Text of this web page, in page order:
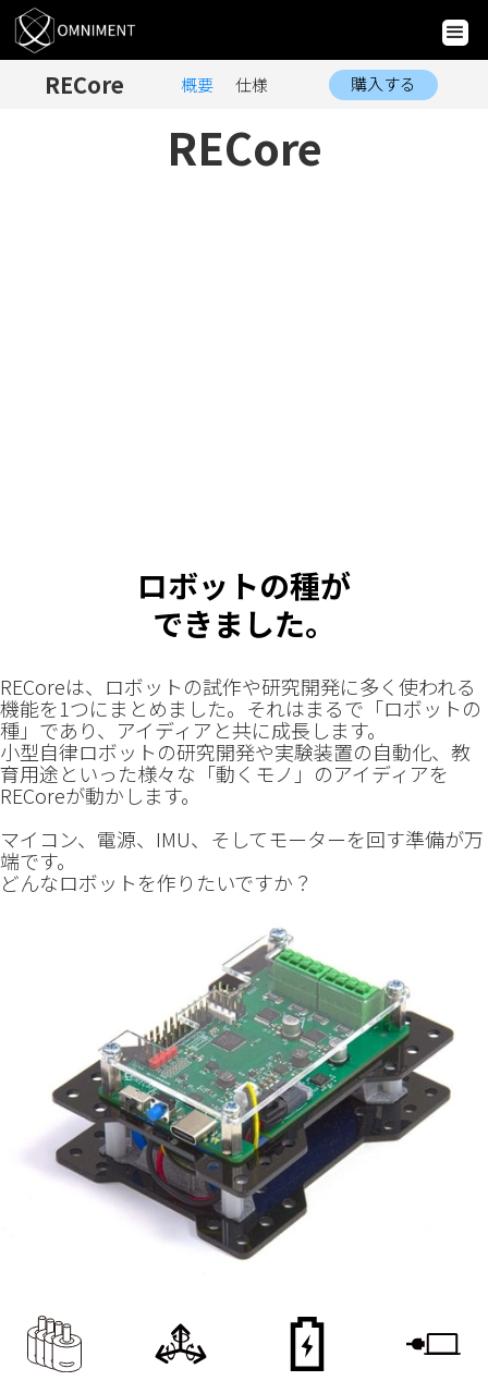
RECore 概要 仕様 購入する
RECore
ロボットの種が
できました。
RECoreは、ロボットの試作や研究開発に多く使われる
機能を1つにまとめました。それはまるで「ロボットの
種」であり、アイディアと共に成長します。
小型自律ロボットの研究開発や実験装置の自動化、教
育用途といった様々な「動くモノ」のアイディアを
RECoreが動かします。
マイコン、電源、IMU、そしてモーターを回す準備が万
端です。
どんなロボットを作りたいですか？